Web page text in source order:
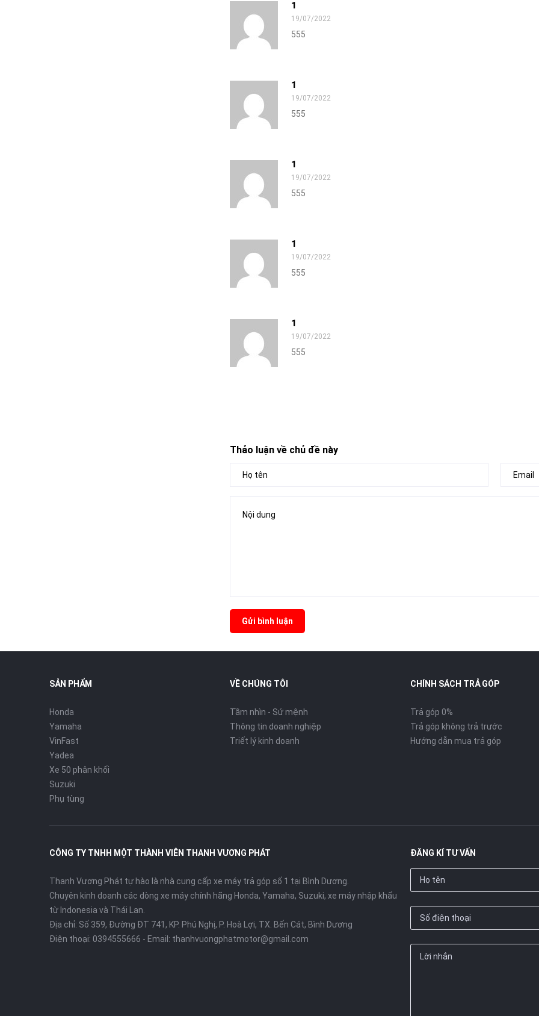
1
19/07/2022
555
1
19/07/2022
555
1
19/07/2022
555
1
19/07/2022
555
1
19/07/2022
555
Thảo luận về chủ đề này
Gửi bình luận
SẢN PHẨM
Honda
Yamaha
VinFast
Yadea
Xe 50 phân khối
Suzuki
Phụ tùng
VỀ CHÚNG TÔI
Tầm nhìn - Sứ mệnh
Thông tin doanh nghiệp
Triết lý kinh doanh
CHÍNH SÁCH TRẢ GÓP
Trả góp 0%
Trả góp không trả trước
Hướng dẫn mua trả góp
CÔNG TY TNHH MỘT THÀNH VIÊN THANH VƯƠNG PHÁT
Thanh Vương Phát tự hào là nhà cung cấp xe máy trả góp số 1 tại Bình Dương.
Chuyên kinh doanh các dòng xe máy chính hãng Honda, Yamaha, Suzuki, xe máy nhập khẩu
từ Indonesia và Thái Lan.
Địa chỉ: Số 359, Đường ĐT 741, KP. Phú Nghị, P. Hoà Lợi, TX. Bến Cát, Bình Dương
Điện thoại: 0394555666 - Email: thanhvuongphatmotor@gmail.com
ĐĂNG KÍ TƯ VẤN